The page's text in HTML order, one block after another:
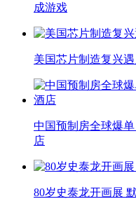
成游戏
美国芯片制造复兴
中国预制房全球爆
店
80岁史泰龙开画展